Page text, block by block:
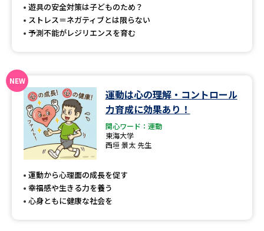
留学・進学関連、塾・予備校
大学入学共通テスト「受験案
内」の請求
幼稚園教員資格認定試験
高等学校（情報）教員資格認定
大学研究
大学で学べる内容や特徴を調べる
遊具の安全対策は子どものため？
ストレス＝ネガティブとは限らない
予測不能がレジリエンスを育む
運動は心の理解・コントロール
力育成に効果あり！
関心ワード：運動
東海大学
西垣 景太 先生
運動から心理面の成長を促す
幸福感や生きる力を養う
心身ともに健康な社会を